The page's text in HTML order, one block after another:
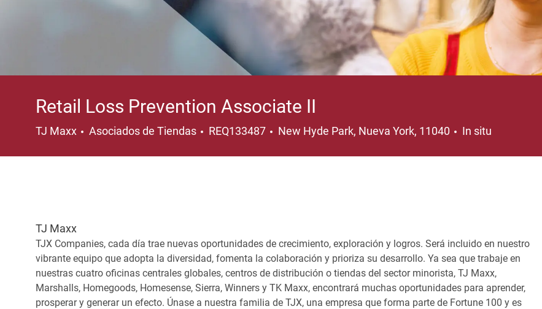
Retail Loss Prevention Associate II
TJ Maxx Categoría
Asociados de Tiendas REQ133487 Ubicación
New Hyde Park, Nueva York, 11040 In situ
TJ Maxx
TJX Companies, cada día trae nuevas oportunidades de crecimiento, exploración y logros. Será incluido en nuestro
vibrante equipo que adopta la diversidad, fomenta la colaboración y prioriza su desarrollo. Ya sea que trabaje en
nuestras cuatro oficinas centrales globales, centros de distribución o tiendas del sector minorista, TJ Maxx,
Marshalls, Homegoods, Homesense, Sierra, Winners y TK Maxx, encontrará muchas oportunidades para aprender,
prosperar y generar un efecto. Únase a nuestra familia de TJX, una empresa que forma parte de Fortune 100 y es